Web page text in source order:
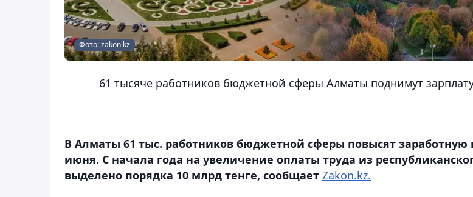
Фото: zakon.kz
61 тысяче работников бюджетной сферы Алматы поднимут
В Алматы 61 тыс. работников бюджетной сферы повысят заработную
июня. С начала года на увеличение оплаты труда из
выделено порядка 10 млрд тенге, сообщает Zakon.kz.